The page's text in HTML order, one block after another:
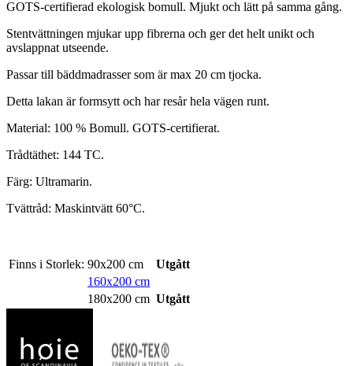
GOTS-certifierad ekologisk bomull. Mjukt och lätt på samma gång.
Stentvättningen mjukar upp fibrerna och ger det helt unikt och
avslappnat utseende.
Passar till bäddmadrasser som är max 20 cm tjocka.
Detta lakan är formsytt och har resår hela vägen runt.
Material: 100 % Bomull. GOTS-certifierat.
Trådtäthet: 144 TC.
Färg: Ultramarin.
Tvättråd: Maskintvätt 60°C.
Finns i Storlek: 90x200 cm
Utgått
160x200 cm
180x200 cm Utgått